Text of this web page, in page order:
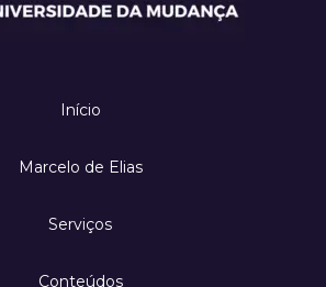
Início
Marcelo de Elias
Serviços
Conteúdos